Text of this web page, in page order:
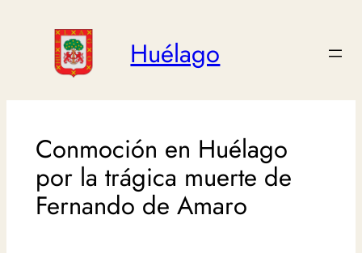
contenido
Huélago
Conmoción en Huélago
por la trágica muerte de
Fernando de Amaro